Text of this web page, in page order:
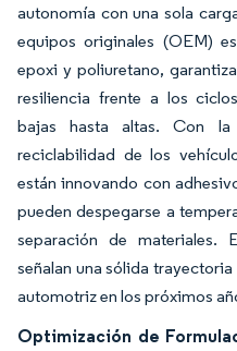
autonomía con una sola
equipos originales (OEM)
epoxi y poliuretano,
resiliencia frente a los
bajas hasta altas. Con la
reciclabilidad de los
están innovando con
pueden despegarse a
separación de materiales.
señalan una sólida
automotriz en los próximos
Optimización de